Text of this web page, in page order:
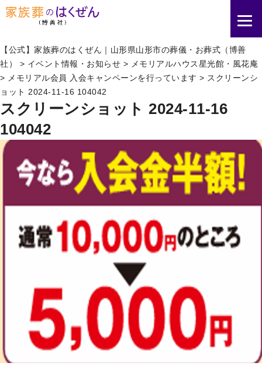
【公式】家族葬のはくぜん｜山形県山形市の葬儀・お葬式（博善
社）
> イベント情報・お知らせ > メモリアルハウス星光館・風花庵
> メモリアル会員 入会キャンペーンを行っています > スクリーンシ
ョット 2024-11-16 104042
スクリーンショット 2024-11-16
104042